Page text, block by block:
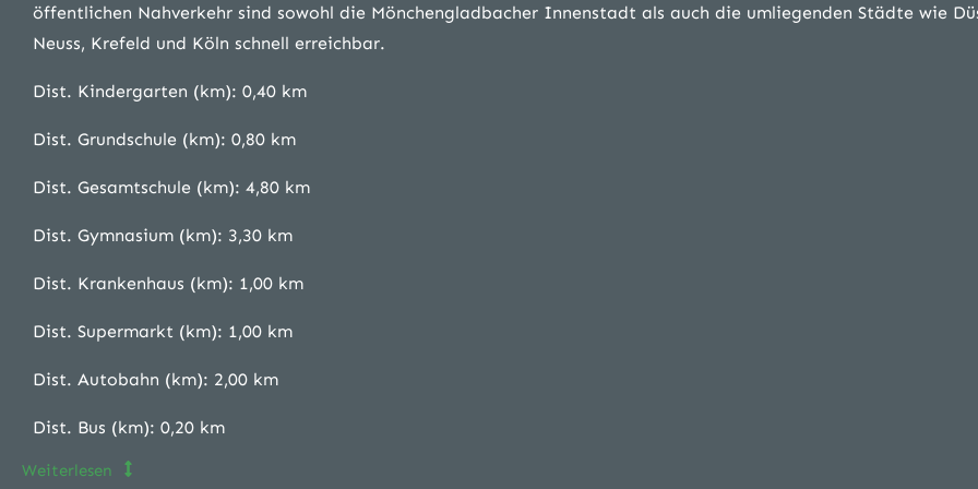
öffentlichen Nahverkehr sind sowohl die Mönchengladbacher Innenstadt als auch die umliegenden Städte wie
Neuss, Krefeld und Köln schnell erreichbar.
Dist. Kindergarten (km): 0,40 km
Dist. Grundschule (km): 0,80 km
Dist. Gesamtschule (km): 4,80 km
Dist. Gymnasium (km): 3,30 km
Dist. Krankenhaus (km): 1,00 km
Dist. Supermarkt (km): 1,00 km
Dist. Autobahn (km): 2,00 km
Dist. Bus (km): 0,20 km
Weiterlesen